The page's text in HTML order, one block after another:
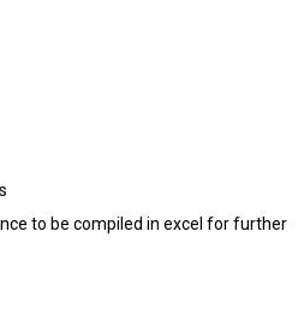
to be compiled in excel for further